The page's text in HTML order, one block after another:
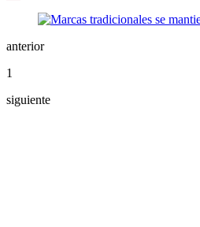
anterior
1
siguiente